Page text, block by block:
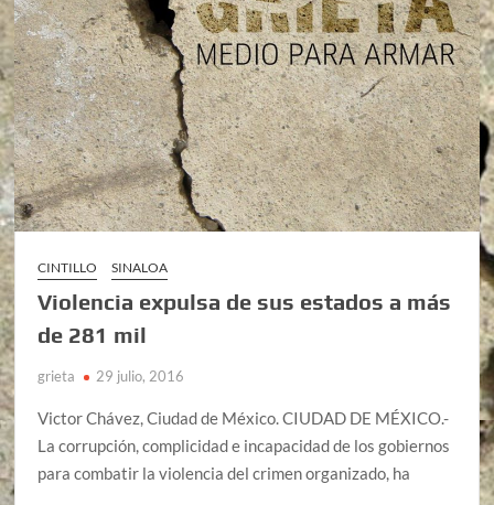
CINTILLO SINALOA
Violencia expulsa de sus estados a más
de 281 mil
grieta 29 julio, 2016
Victor Chávez, Ciudad de México. CIUDAD DE MÉXICO.-
La corrupción, complicidad e incapacidad de los gobiernos
para combatir la violencia del crimen organizado, ha